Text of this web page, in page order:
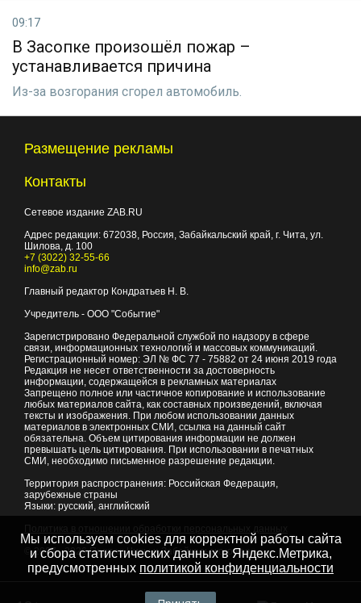
09:17
В Засопке произошёл пожар –
устанавливается причина
Из-за возгорания сгорел автомобиль.
Размещение рекламы
Контакты
Сетевое издание ZAB.RU
Адрес редакции: 672038, Россия, Забайкальский край, г. Чита, ул.
Шилова, д. 100
+7 (3022) 32-55-66
info@zab.ru
Главный редактор Кондратьев Н. В.
Учредитель - ООО "Событие"
Зарегистрировано Федеральной службой по надзору в сфере
связи, информационных технологий и массовых коммуникаций.
Регистрационный номер: ЭЛ № ФС 77 - 75882 от 24 июня 2019 года
Редакция не несет ответственности за достоверность
информации, содержащейся в рекламных материалах
Запрещено полное или частичное копирование и использование
любых материалов сайта, как составных произведений, включая
тексты и изображения. При любом использовании данных
материалов в электронных СМИ, ссылка на данный сайт
обязательна. Объем цитирования информации не должен
превышать цель цитирования. При использовании в печатных
СМИ, необходимо письменное разрешение редакции.
Территория распространения: Российская Федерация,
зарубежные страны
Языки: русский, английский
© 2007 - 2026Портал Читы и Забайкальского края
Мы используем cookies для корректной работы сайта
и сбора статистических данных в Яндекс.Метрика,
предусмотренных политикой конфиденциальности